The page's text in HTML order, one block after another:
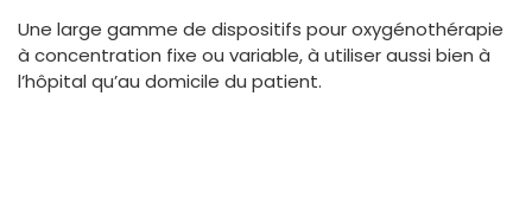
France
International English
Une large gamme de dispositifs pour oxygénothérapie
à concentration fixe ou variable, à utiliser aussi bien à
l’hôpital qu’au domicile du patient.